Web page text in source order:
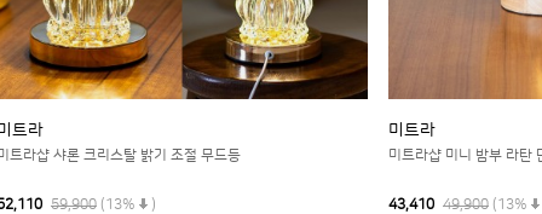
트라
트라샵 샤론 크리스탈 밝기 조절 무드등
59,900 (13% )
미트라
미트라샵 미니 밤부 라탄
43,410 49,900 (13%